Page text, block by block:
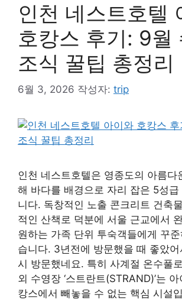
인천 네스트호텔
호캉스 후기: 9월
조식 꿀팁 총정리
6월 3, 2026 작성자: trip
인천 네스트호텔은 영종도의 아름다
해 바다를 배경으로 자리 잡은 5성급
니다. 독창적인 노출 콘크리트 건축
적인 산책로 덕분에 서울 근교에서
원하는 가족 단위 투숙객들에게 꾸
습니다. 3년전에 방문했을 때 좋았
시 방문했네요. 특히 사계절 온수풀
외 수영장 ‘스트란트(STRAND)’는
캉스에서 빼놓을 수 없는 핵심 시설